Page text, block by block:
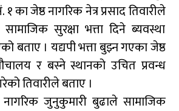
का जेष्ठ नागरिक नेत्र प्रसाद तिवारीले
सामाजिक सुरक्षा भत्ता दिने ब्यवस्था
बताए । यद्यपी भत्ता बुझ्न गएका जेष्ठ
र बस्ने स्थानको उचित प्रवन्ध
तिवारीले बताए ।
जुनुकुमारी बुढाले सामाजिक